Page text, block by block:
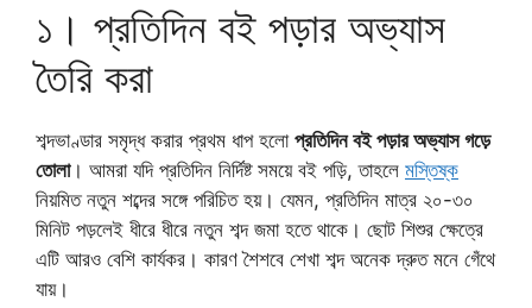
১। প্রতিদিন বই পড়ার অভ্যাস
তৈরি করা
শব্দভাণ্ডার সমৃদ্ধ করার প্রথম ধাপ হলো প্রতিদিন বই পড়ার অভ্যাস গড়ে
তোলা। আমরা যদি প্রতিদিন নির্দিষ্ট সময়ে বই পড়ি, তাহলে মস্তিষ্ক
নিয়মিত নতুন শব্দের সঙ্গে পরিচিত হয়। যেমন, প্রতিদিন মাত্র ২০-৩০
মিনিট পড়লেই ধীরে ধীরে নতুন শব্দ জমা হতে থাকে। ছোট শিশুর ক্ষেত্রে
এটি আরও বেশি কার্যকর। কারণ শৈশবে শেখা শব্দ অনেক দ্রুত মনে গেঁথে
যায়।